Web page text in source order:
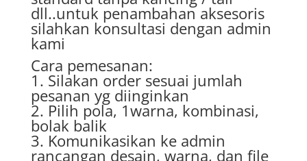
dll..untuk penambahan aksesoris
silahkan konsultasi dengan admin
kami
Cara pemesanan:
1. Silakan order sesuai jumlah
pesanan yg diinginkan
2. Pilih pola, 1warna, kombinasi,
bolak balik
3. Komunikasikan ke admin
rancangan desain, warna, dan file